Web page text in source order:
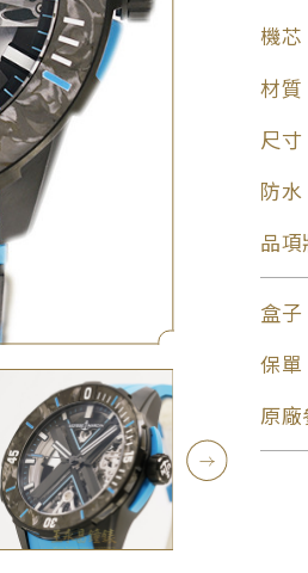
機芯
材質
尺寸
防水
品
盒子
保單
原